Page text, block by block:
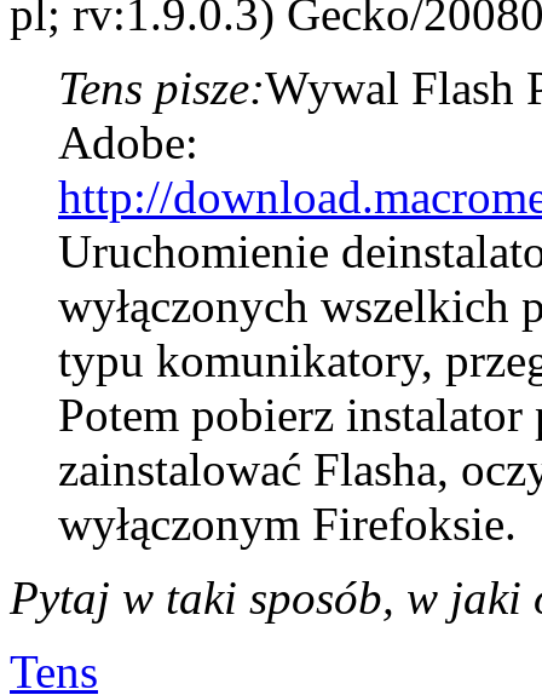
pl; rv:1.9.0.3) Gecko/
Tens pisze:Wywal Flash
Adobe:
http://
Uruchomienie
wyłączonych wszelkich
typu komunikatory,
Potem pobierz
zainstalować Flasha,
wyłączonym Firefoksie.
Pytaj w taki sposób, w jaki
Tens